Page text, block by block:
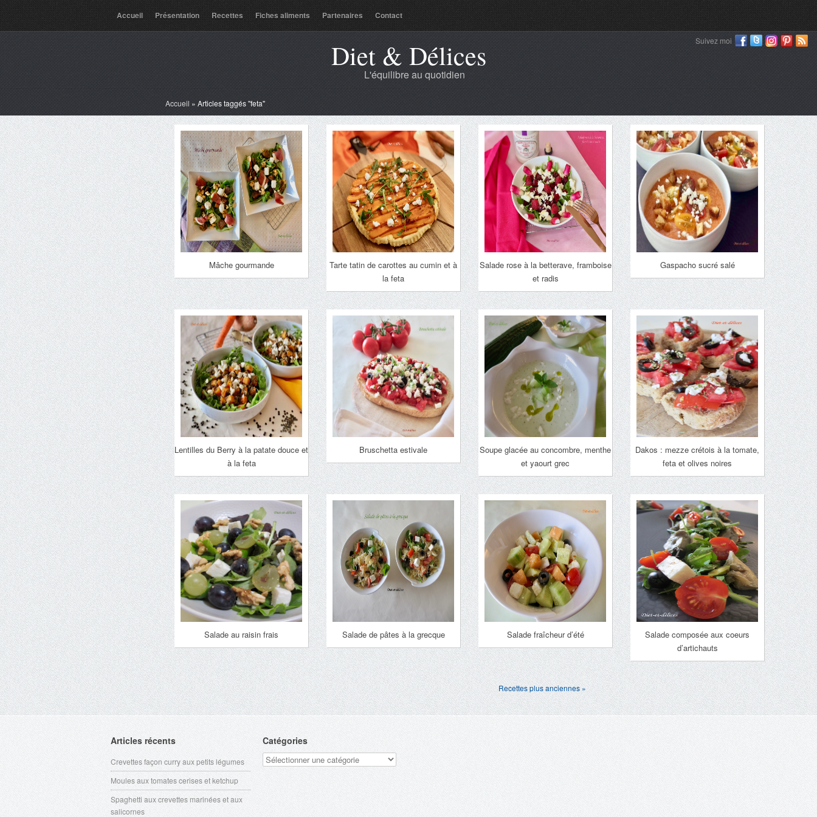
Accueil Présentation Recettes Fiches aliments Partenaires Contact
Suivez moi
Diet & Délices
L'équilibre au quotidien
Accueil » Articles taggés "feta"
Mâche gourmande
Tarte tatin de carottes au cumin et à
la feta
Salade rose à la betterave, framboise
et radis
Gaspacho sucré salé
Lentilles du Berry à la patate douce et
à la feta
Bruschetta estivale
Soupe glacée au concombre, menthe
et yaourt grec
Dakos : mezze crétois à la tomate,
feta et olives noires
Salade au raisin frais Salade de pâtes à la grecque Salade fraîcheur d’été
Salade composée aux coeurs
d’artichauts
Recettes plus anciennes »
Articles récents
Crevettes façon curry aux petits légumes
Moules aux tomates cerises et ketchup
Spaghetti aux crevettes marinées et aux
salicornes
Catégories
Catégories